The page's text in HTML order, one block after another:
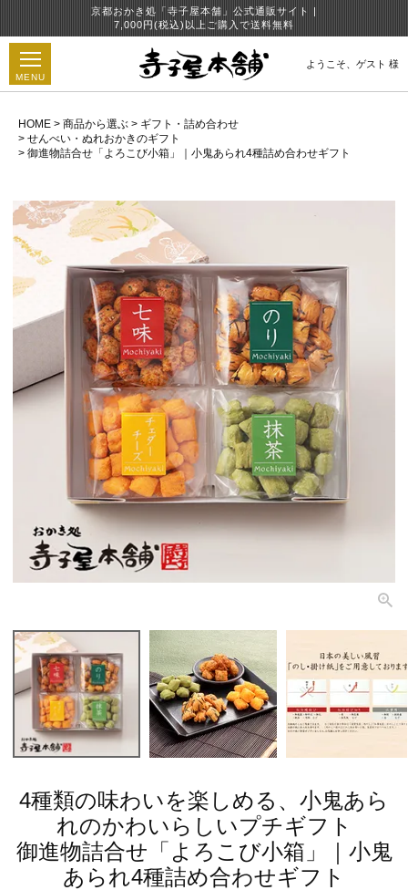
京都おかき処「寺子屋本舗」公式通販サイト |
7,000円(税込)以上ご購入で送料無料
MENU
ようこそ、 ゲスト 様
HOME 商品から選ぶ
ギフト・詰め合わせ
せんべい・ぬれおかきのギフト
御進物詰合せ「よろこび小箱」｜小鬼あられ4種詰め合わせギフト
4種類の味わいを楽しめる、小鬼あら
れのかわいらしいプチギフト
御進物詰合せ「よろこび小箱」｜小鬼
あられ4種詰め合わせギフト